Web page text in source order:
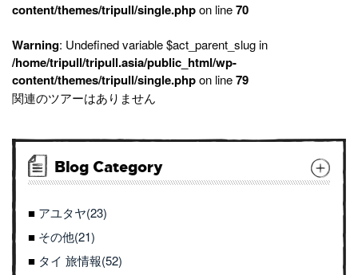
content/themes/tripull/single.phpon line70
Warning: Undefined variable $act_parent_slug in
/home/tripull/tripull.asia/public_html/wp-
content/themes/tripull/single.phpon line79
関連のツアーはありません
Blog Category
アユタヤ(23)
その他(21)
タイ 旅情報(52)